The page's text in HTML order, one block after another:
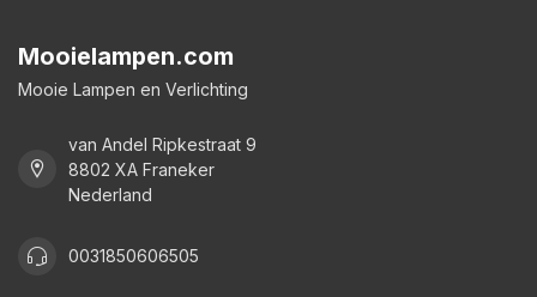
Mooielampen.com
Mooie Lampen en Verlichting
van Andel Ripkestraat 9
8802 XA Franeker
Nederland
0031850606505